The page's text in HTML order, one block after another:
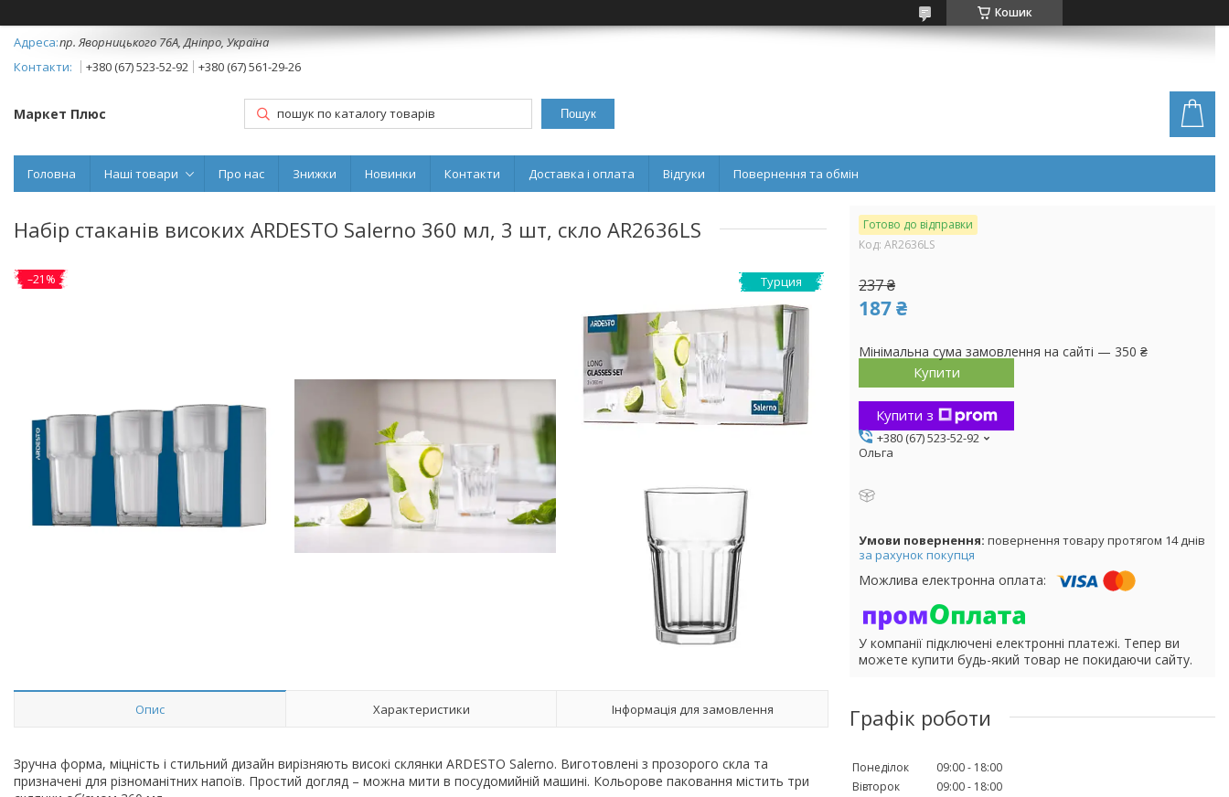
Кошик
пр. Яворницького 76А, Дніпро, Україна
+380 (67) 523-52-92
+380 (67) 561-29-26
Маркет Плюс Пошук
Головна Наші товари Про нас Знижки Новинки Контакти Доставка і оплата Відгуки Повернення та обмін
Набір стаканів високих ARDESTO Salerno 360 мл, 3 шт, скло AR2636LS
Турция
–21%
Опис Характеристики Інформація для замовлення
Зручна форма, міцність і стильний дизайн вирізняють високі склянки ARDESTO Salerno. Виготовлені з прозорого скла та
призначені для різноманітних напоїв. Простий догляд – можна мити в посудомийній машині. Кольорове паковання містить три
Готово до відправки
Код: AR2636LS
237 ₴
187 ₴
Мінімальна сума замовлення на сайті — 350 ₴
Купити
Купити з
+380 (67) 523-52-92
Ольга
повернення товару протягом 14 днів
за рахунок покупця
У компанії підключені електронні платежі. Тепер ви
можете купити будь-який товар не покидаючи сайту.
Графік роботи
Понеділок 09:00
18:00
Вівторок
09:00
18:00